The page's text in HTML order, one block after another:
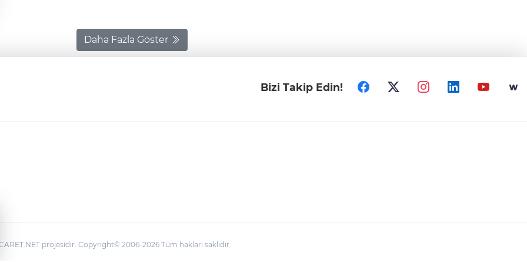
Daha Fazla Göster
Bizi Takip Edin!
projesidir. Copyright© 2006-2026 Tüm hakları saklıdır.